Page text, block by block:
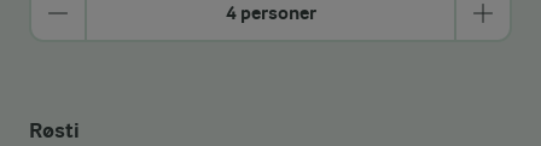
4 personer
Røsti